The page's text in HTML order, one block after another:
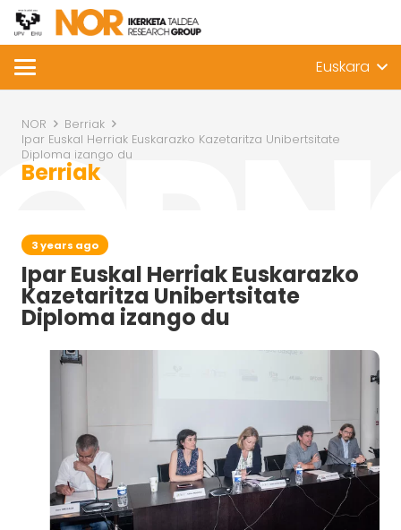
Euskara
NOR
Berriak
Ipar Euskal Herriak Euskarazko Kazetaritza Unibertsitate
Diploma izango du
Berriak
3 years ago
Ipar Euskal Herriak Euskarazko
Kazetaritza Unibertsitate
Diploma izango du